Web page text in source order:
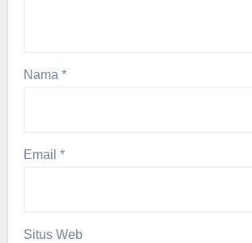
Nama*
Email*
Situs Web